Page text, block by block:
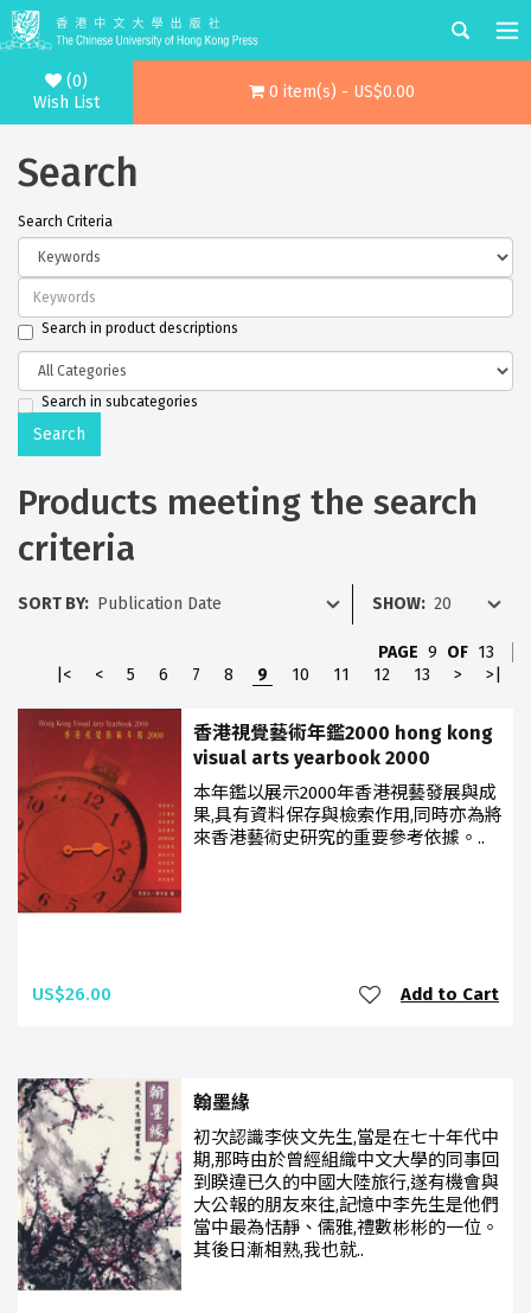
(0)
Wish List
0 item(s) - US$0.00
Search
Search Criteria
Search in product descriptions
Search in subcategories
Products meeting the search
criteria
SORT BY: SHOW:
PAGE 9 OF 13
|<
< 5 6 7 8 9 10 11 12 13 > >|
香港視覺藝術年鑑2000 hong kong
visual arts yearbook 2000
本年鑑以展示2000年香港視藝發展與成
果,具有資料保存與檢索作用,同時亦為將
來香港藝術史研究的重要參考依據。..
US$26.00 Add to Cart
翰墨緣
初次認識李俠文先生,當是在七十年代中
期,那時由於曾經組織中文大學的同事回
到睽違已久的中國大陸旅行,遂有機會與
大公報的朋友來往,記憶中李先生是他們
當中最為恬靜、儒雅,禮數彬彬的一位。
其後日漸相熟,我也就..